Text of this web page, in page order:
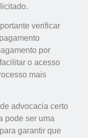
verificar
por
o acesso
mais
advocacia certo
pode ser uma
garantir que